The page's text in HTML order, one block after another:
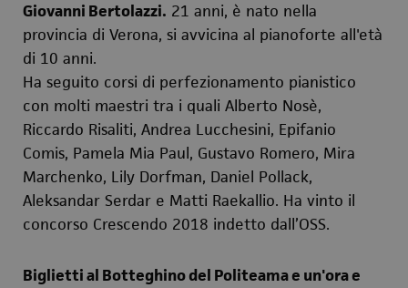
Giovanni Bertolazzi. 21 anni, è nato nella
provincia di Verona, si avvicina al pianoforte all'età
di 10 anni.
Ha seguito corsi di perfezionamento pianistico
con molti maestri tra i quali Alberto Nosè,
Riccardo Risaliti, Andrea Lucchesini, Epifanio
Comis, Pamela Mia Paul, Gustavo Romero, Mira
Marchenko, Lily Dorfman, Daniel Pollack,
Aleksandar Serdar e Matti Raekallio. Ha vinto il
concorso Crescendo 2018 indetto dall’OSS.
Bigliettial Botteghino del Politeama e un'ora e